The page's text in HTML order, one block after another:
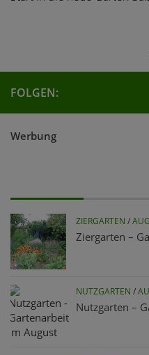
FOLGEN:
Werbung
ZIERGARTEN /
Ziergarten –
NUTZGARTEN /
Nutzgarten –